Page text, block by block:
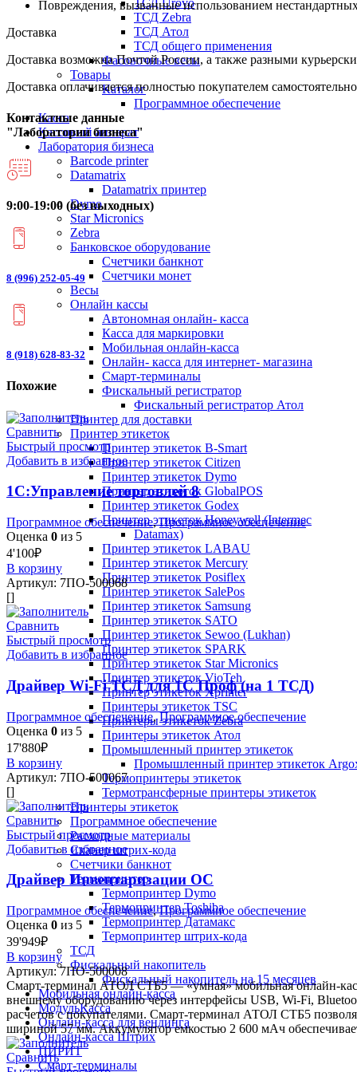
ТСД Urovo
ТСД Zebra
ТСД Атол
ТСД общего применения
Фасовочные весы
Товары
Каталог
Программное обеспечение
Касса
Кассовый аппарат
Лаборатория бизнеса
Barcode printer
Datamatrix
Datamatrix принтер
Dymo
Star Micronics
Zebra
Банковское оборудование
Счетчики банкнот
Счетчики монет
Весы
Онлайн кассы
Автономная онлайн- касса
Касса для маркировки
Мобильная онлайн-касса
Онлайн- касса для интернет- магазина
Смарт-терминалы
Фискальный регистратор
Фискальный регистратор Атол
Принтер для доставки
Принтер этикеток
Принтер этикеток B-Smart
Принтер этикеток Citizen
Принтер этикеток Dymo
Принтер этикеток GlobalPOS
Принтер этикеток Godex
Принтер этикеток Honeywell (Intermec
Datamax)
Принтер этикеток LABAU
Принтер этикеток Mercury
Принтер этикеток Posiflex
Принтер этикеток SalePos
Принтер этикеток Samsung
Принтер этикеток SATO
Принтер этикеток Sewoo (Lukhan)
Принтер этикеток SPARK
Принтер этикеток Star Micronics
Принтер этикеток VioTeh
Принтер этикеток Xprinter
Принтеры этикеток TSC
Принтеры этикеток Zebra
Принтеры этикеток Атол
Промышленный принтер этикеток
Промышленный принтер этикеток
Термопринтеры этикеток
Термотрансферные принтеры этикеток
Принтеры этикеток
Программное обеспечение
Расходные материалы
Сканер штрих-кода
Счетчики банкнот
Термопринтер
Термопринтер Dymo
Термопринтер Toshiba
Термопринтер Датамакс
Термопринтер штрих-кода
ТСД
Фискальный накопитель
Фискальный накопитель на 15 месяцев
Мобильная онлайн-касса
МодульКасса
Онлайн-касса для вендинга
Онлайн-касса Штрих
ПИРИТ
Смарт-терминалы
Повреждения, вызванные использованием
Доставка
Доставка возможна Почтой России, а также разными
Доставка оплачивается полностью покупателем
Контактные данные
"Лаборатории бизнеса"
9:00-19:00 (без выходных)
8 (996) 252-05-49
8 (918) 628-83-32
Похожие
Сравнить
Быстрый просмотр
Добавить в избранное
1С:Управление торговлей 8
Программное обеспечение,Программное обеспечение
Оценка 0 из 5
4'100₽
В корзину
Артикул: 7ПО-500068
[]
Сравнить
Быстрый просмотр
Добавить в избранное
Драйвер Wi-Fi ТСД для 1С Проф (на 1 ТСД)
Программное обеспечение,Программное обеспечение
Оценка 0 из 5
17'880₽
В корзину
Артикул: 7ПО-500067
[]
Сравнить
Быстрый просмотр
Добавить в избранное
Драйвер Инвентаризации ОС
Программное обеспечение,Программное обеспечение
Оценка 0 из 5
39'949₽
В корзину
Артикул:7ПО-500008
Смарт-терминал АТОЛ СТБ5 — «умная» мобильная онлайн-
внешнему оборудованию через интерфейсы USB, Wi-Fi,
расчетов с покупателями. Смарт-терминал АТОЛ СТБ5
шириной 57 мм. Аккумулятор емкостью 2 600 мАч
Сравнить